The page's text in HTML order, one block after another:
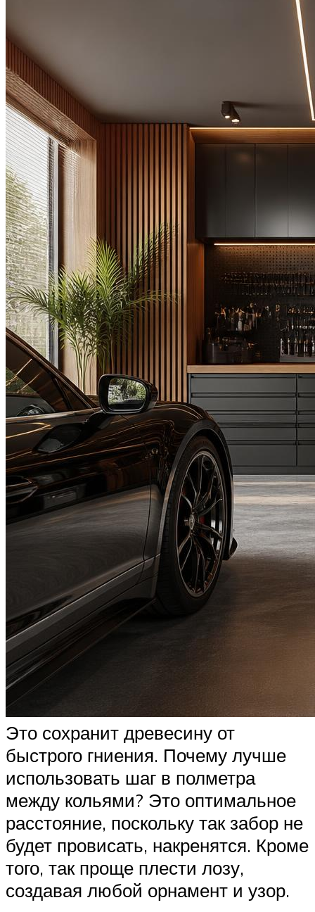
Это сохранит древесину от
быстрого гниения. Почему лучше
использовать шаг в полметра
между кольями? Это оптимальное
расстояние, поскольку так забор не
будет провисать, накренятся. Кроме
того, так проще плести лозу,
создавая любой орнамент и узор.